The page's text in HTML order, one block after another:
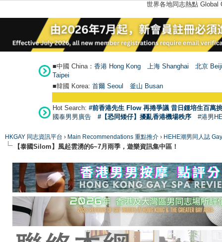
世界各地同志熱點
■中國 China： 香港 Hong Kong 上海 Shanghai
北京
Taipei
■韓國 Korea: 首爾 Seoul 釜山 Busan
Hot Search: #前香港先生 Flow 再捲爭議 昔日鍾培生百萬
國泰男男廣告
#【恐同矮仔】擾亂香港機場秩序 #港男
HKGAY 同志資訊平台 › Main Recommendations 重點推介 › HEHE潮男同人誌
【泰國Silom】風起雲湧的6~7月雨季，遊樂資訊集中區！